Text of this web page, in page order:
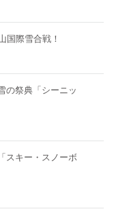
国際雪合戦！
の祭典「シーニッ
スキー・スノーボ